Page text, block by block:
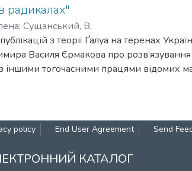
радикалах"
; Сущанський, В.
з теорії Ґалуа на теренах
Василя Єрмакова про
іншими тогочасними працями відомих
policy End User Agreement Send
КАТАЛОГ